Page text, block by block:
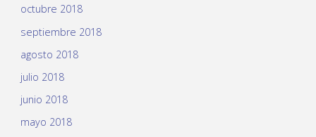
octubre 2018
septiembre 2018
agosto 2018
julio 2018
junio 2018
mayo 2018